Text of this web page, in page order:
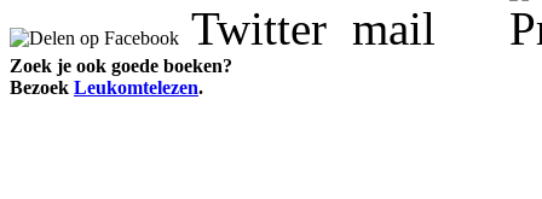
Zoek je ook goede boeken?
Bezoek Leukomtelezen.